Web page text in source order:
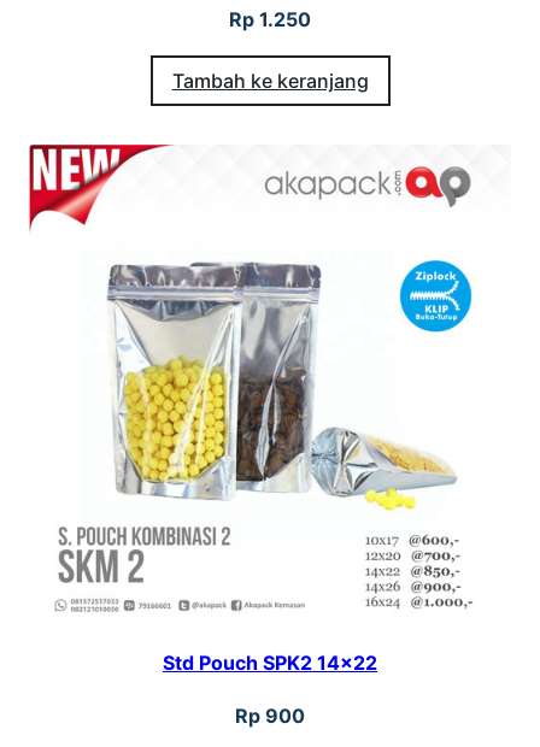
Rp 1.250
Tambah ke keranjang
Std Pouch SPK2 14×22
Rp 900